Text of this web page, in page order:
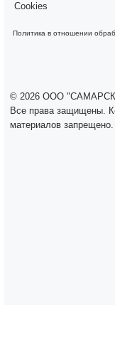
© 2026 ООО
Все права защищены.
материалов запрещено.
Политика в отношении
Cookies